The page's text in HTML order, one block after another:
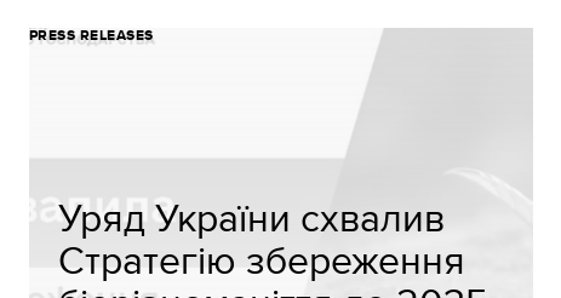
PRESS RELEASES
Уряд України схвалив
Стратегію збереження